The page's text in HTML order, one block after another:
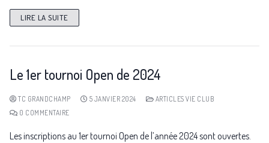
LIRE LA SUITE
Le 1er tournoi Open de 2024
TC GRANDCHAMP 5 JANVIER 2024
ARTICLES VIE CLUB
0 COMMENTAIRE
Les inscriptions au 1er tournoi Open de l’année 2024 sont ouvertes.